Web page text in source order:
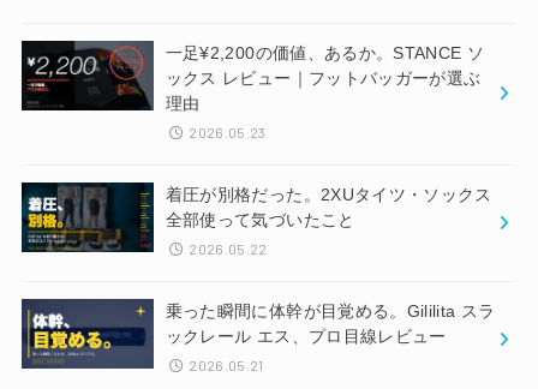
一足¥2,200の価値、あるか。STANCE ソ
ックス レビュー｜フットバッガーが選ぶ
理由
2026.05.23
着圧が別格だった。2XUタイツ・ソックス
全部使って気づいたこと
2026.05.22
乗った瞬間に体幹が目覚める。Gililita スラ
ックレール エス、プロ目線レビュー
2026.05.21